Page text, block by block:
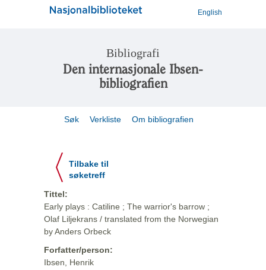
English
Bibliografi
Den internasjonale Ibsen-
bibliografien
Søk Verkliste Om bibliografien
Tilbake til
søketreff
Tittel:
Early plays : Catiline ; The warrior's barrow ;
Olaf Liljekrans / translated from the Norwegian
by Anders Orbeck
Forfatter/person:
Ibsen, Henrik